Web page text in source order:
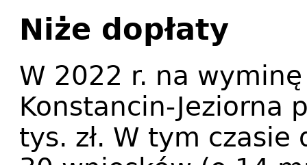
Niże dopłaty
W 2022 r. na
Konstancin-Jeziorna
tys. zł. W tym czasie